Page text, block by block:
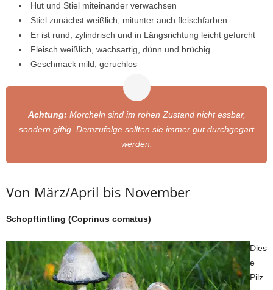
Hut und Stiel miteinander verwachsen
Stiel zunächst weißlich, mitunter auch fleischfarben
Er ist rund, zylindrisch und in Längsrichtung leicht gefurcht
Fleisch weißlich, wachsartig, dünn und brüchig
Geschmack mild, geruchlos
Achtung: Morcheln sind im rohen Zustand nicht essbar,
sondern giftig. Demzufolge sollten sie immer gut durchgegart
werden.
Von März/April bis November
Schopftintling (Coprinus comatus)
Dies
e
Pilz